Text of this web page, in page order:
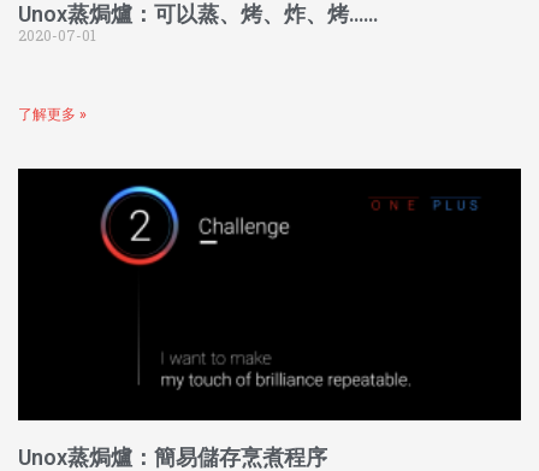
Unox蒸焗爐：可以蒸、烤、炸、烤……
2020-07-01
了解更多 »
Unox蒸焗爐：簡易儲存烹煮程序